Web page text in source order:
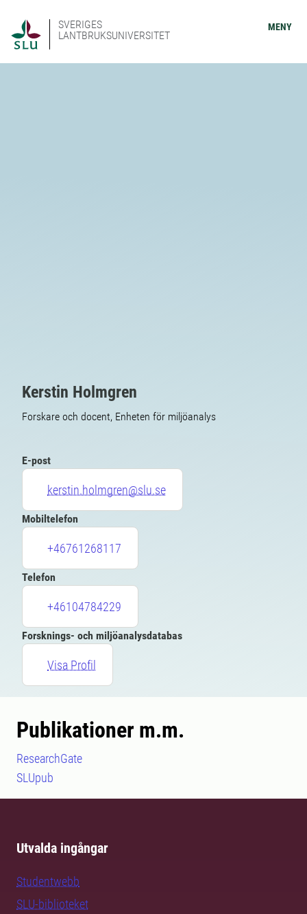
SVERIGES
LANTBRUKSUNIVERSITET
MENY
Kerstin Holmgren
Forskare och docent, Enheten för miljöanalys
E-post
kerstin.holmgren@slu.se
Mobiltelefon
+46761268117
Telefon
+46104784229
Forsknings- och miljöanalysdatabas
Visa Profil
Publikationer m.m.
ResearchGate
SLUpub
Utvalda ingångar
Studentwebb
SLU-biblioteket